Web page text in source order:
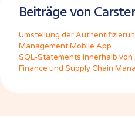
Beiträge von
Umstellung der
Management Mobile App
SQL-Statements innerhalb
Finance und Supply Chain